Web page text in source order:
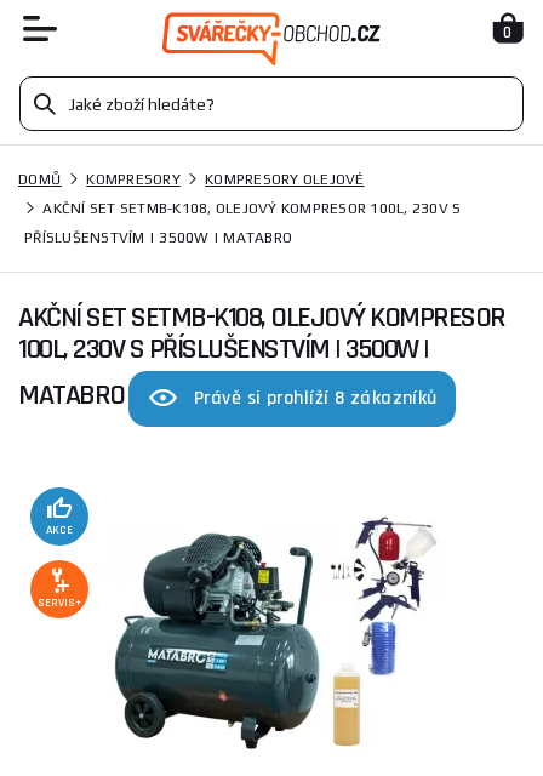
0
DOMŮ KOMPRESORY
KOMPRESORY OLEJOVÉ
AKČNÍ SET SETMB-K108, OLEJOVÝ KOMPRESOR 100L, 230V S
PŘÍSLUŠENSTVÍM | 3500W | MATABRO
AKČNÍ SET SETMB-K108, OLEJOVÝ KOMPRESOR
100L, 230V S PŘÍSLUŠENSTVÍM | 3500W |
MATABRO
Právě si prohlíží 8 zákazníků
AKCE
SERVIS+